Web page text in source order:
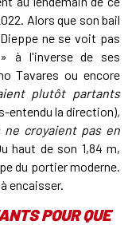
Alors que son bail
ne se voit pas
à l'inverse de ses
Tavares ou encore
plutôt partants
entendu la direction),
croyaient pas en
haut de son 1,84 m,
du portier moderne.
encaisser.
POUR QUE